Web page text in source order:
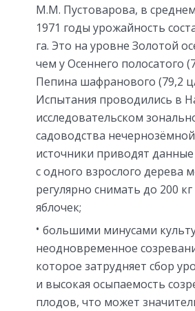
М.М. Пустоварова, в
1971 годы урожайность
га. Это на уровне Золотой
чем у Осеннего полосатого
Пепина шафранового (79,2
Испытания проводились в
исследовательском
садоводства
источники приводят
с одного взрослого дерева
регулярно снимать до 200
яблочек;
большими минусами
неодновременное
которое затрудняет сбор
и высокая осыпаемость
плодов, что может